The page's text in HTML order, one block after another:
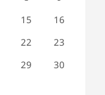
15
16
22
23
29
30